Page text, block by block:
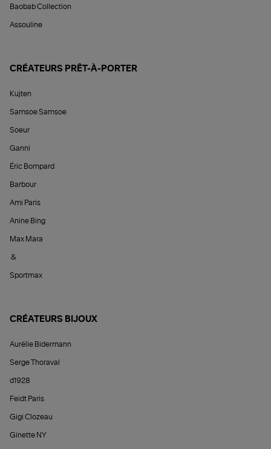
Baobab Collection
Assouline
CRÉATEURS PRÊT-À-PORTER
Kujten
Samsoe Samsoe
Soeur
Ganni
Éric Bompard
Barbour
Ami Paris
Anine Bing
Max Mara
&
Sportmax
CRÉATEURS BIJOUX
Aurélie Bidermann
Serge Thoraval
d1928
Feidt Paris
Gigi Clozeau
Ginette NY